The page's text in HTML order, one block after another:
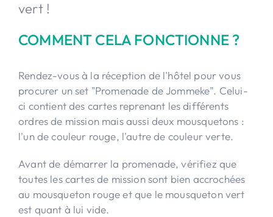
vert !
COMMENT CELA FONCTIONNE ?
Rendez-vous à la réception de l'hôtel pour vous
procurer un set "Promenade de Jommeke". Celui-
ci contient des cartes reprenant les différents
ordres de mission mais aussi deux mousquetons :
l'un de couleur rouge, l'autre de couleur verte.
Avant de démarrer la promenade, vérifiez que
toutes les cartes de mission sont bien accrochées
au mousqueton rouge et que le mousqueton vert
est quant à lui vide.